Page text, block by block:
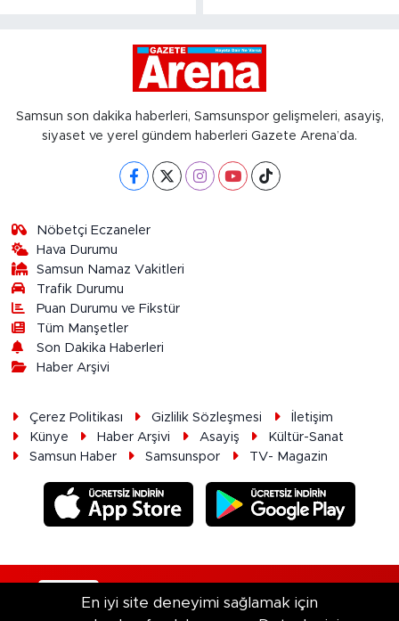
Samsun son dakika haberleri, Samsunspor gelişmeleri, asayiş,
siyaset ve yerel gündem haberleri Gazete Arena’da.
Nöbetçi Eczaneler
Hava Durumu
Samsun Namaz Vakitleri
Trafik Durumu
Puan Durumu ve Fikstür
Tüm Manşetler
Son Dakika Haberleri
Haber Arşivi
Çerez Politikası Gizlilik Sözleşmesi
İletişim
Künye
Haber Arşivi Asayiş
Kültür-Sanat
Samsun Haber
Samsunspor TV- Magazin
RSS Copyright © 2026. Her hakkı saklıdır.
En iyi site deneyimi sağlamak için